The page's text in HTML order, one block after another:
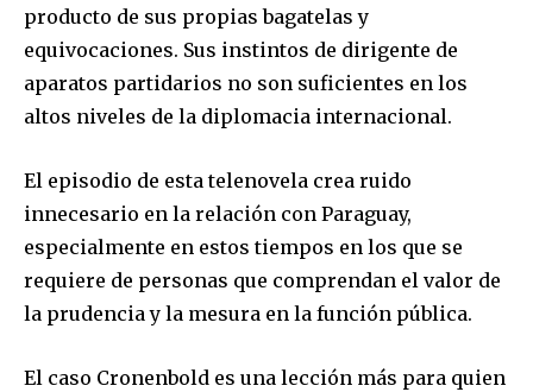
producto de sus propias bagatelas y
equivocaciones. Sus instintos de dirigente de
aparatos partidarios no son suficientes en los
altos niveles de la diplomacia internacional.
El episodio de esta telenovela crea ruido
innecesario en la relación con Paraguay,
especialmente en estos tiempos en los que se
requiere de personas que comprendan el valor de
la prudencia y la mesura en la función pública.
El caso Cronenbold es una lección más para quien